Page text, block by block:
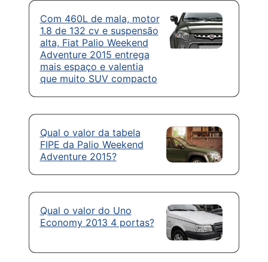
Com 460L de mala, motor
1.8 de 132 cv e suspensão
alta, Fiat Palio Weekend
Adventure 2015 entrega
mais espaço e valentia
que muito SUV compacto
Qual o valor da tabela
FIPE da Palio Weekend
Adventure 2015?
Qual o valor do Uno
Economy 2013 4 portas?